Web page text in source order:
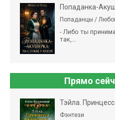
Попаданка-
Попаданцы /
- Либо ты
так,...
Прямо
Тэйла.
Фэнтези